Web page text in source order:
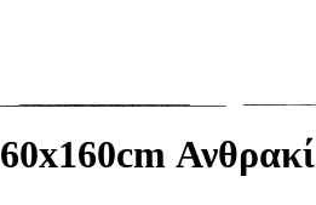
Ανθρακί